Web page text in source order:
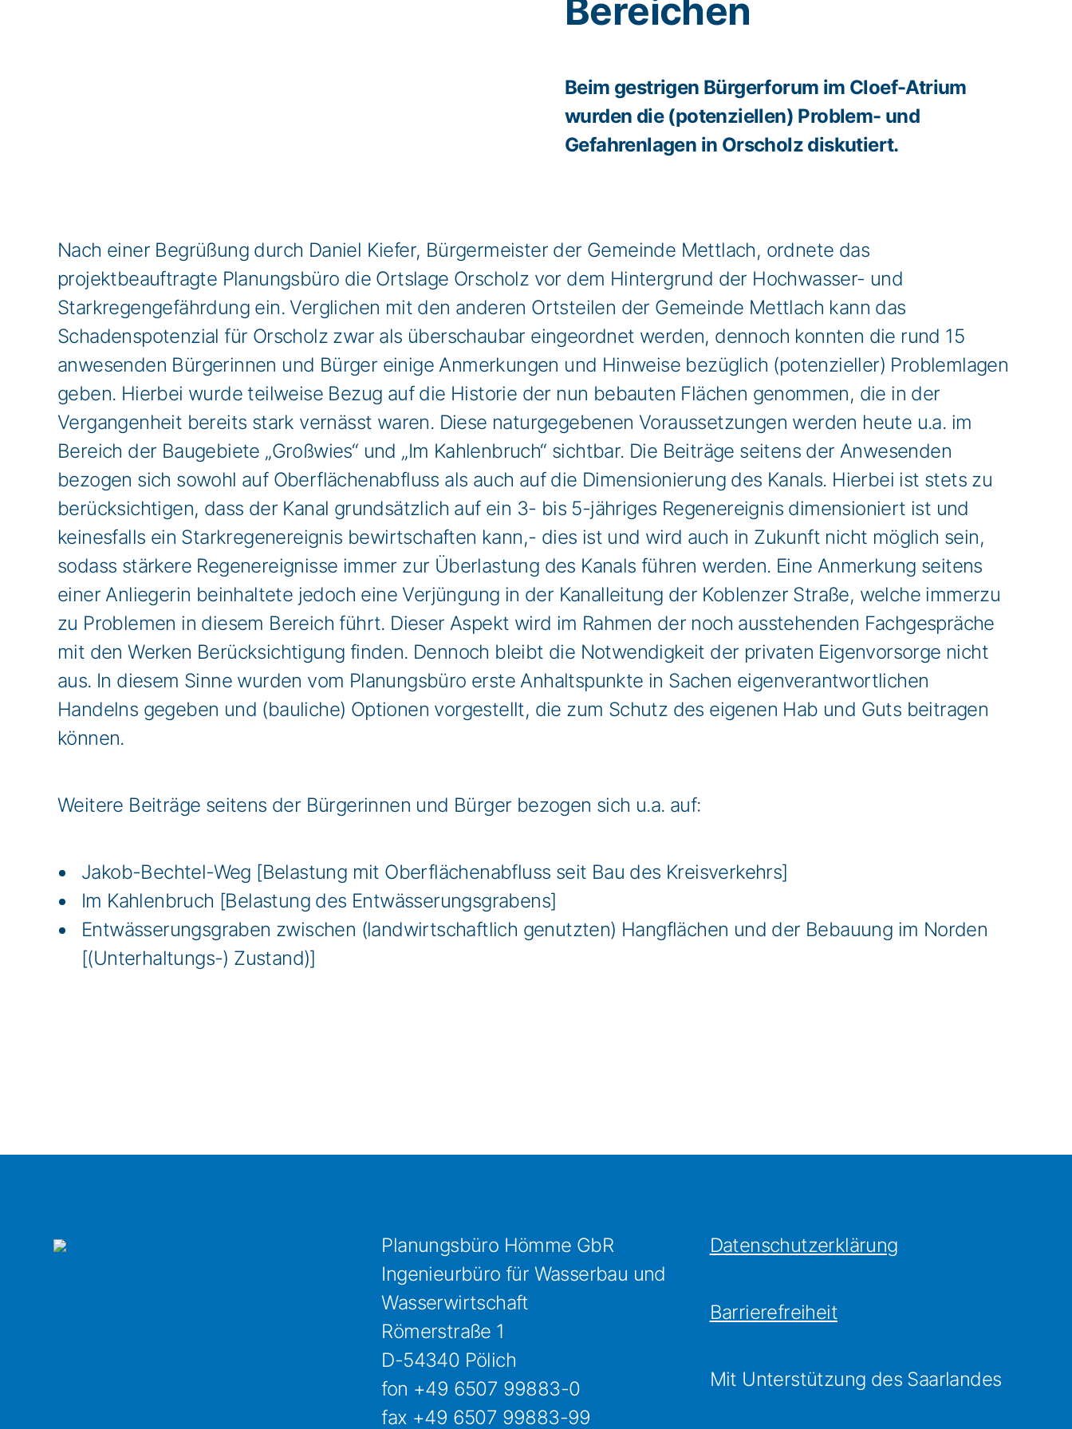
Bereichen
Beim gestrigen Bürgerforum im Cloef-Atrium
wurden die (potenziellen) Problem- und
Gefahrenlagen in Orscholz diskutiert.
Nach einer Begrüßung durch Daniel Kiefer, Bürgermeister der Gemeinde Mettlach, ordnete das
projektbeauftragte Planungsbüro die Ortslage Orscholz vor dem Hintergrund der Hochwasser- und
Starkregengefährdung ein. Verglichen mit den anderen Ortsteilen der Gemeinde Mettlach kann das
Schadenspotenzial für Orscholz zwar als überschaubar eingeordnet werden, dennoch konnten die rund 15
anwesenden Bürgerinnen und Bürger einige Anmerkungen und Hinweise bezüglich (potenzieller) Problemlagen
geben. Hierbei wurde teilweise Bezug auf die Historie der nun bebauten Flächen genommen, die in der
Vergangenheit bereits stark vernässt waren. Diese naturgegebenen Voraussetzungen werden heute u.a. im
Bereich der Baugebiete „Großwies“ und „Im Kahlenbruch“ sichtbar. Die Beiträge seitens der Anwesenden
bezogen sich sowohl auf Oberflächenabfluss als auch auf die Dimensionierung des Kanals. Hierbei ist stets zu
berücksichtigen, dass der Kanal grundsätzlich auf ein 3- bis 5-jähriges Regenereignis dimensioniert ist und
keinesfalls ein Starkregenereignis bewirtschaften kann,- dies ist und wird auch in Zukunft nicht möglich sein,
sodass stärkere Regenereignisse immer zur Überlastung des Kanals führen werden. Eine Anmerkung seitens
einer Anliegerin beinhaltete jedoch eine Verjüngung in der Kanalleitung der Koblenzer Straße, welche immerzu
zu Problemen in diesem Bereich führt. Dieser Aspekt wird im Rahmen der noch ausstehenden Fachgespräche
mit den Werken Berücksichtigung finden. Dennoch bleibt die Notwendigkeit der privaten Eigenvorsorge nicht
aus. In diesem Sinne wurden vom Planungsbüro erste Anhaltspunkte in Sachen eigenverantwortlichen
Handelns gegeben und (bauliche) Optionen vorgestellt, die zum Schutz des eigenen Hab und Guts beitragen
können.
Weitere Beiträge seitens der Bürgerinnen und Bürger bezogen sich u.a. auf:
Jakob-Bechtel-Weg [Belastung mit Oberflächenabfluss seit Bau des Kreisverkehrs]
Im Kahlenbruch [Belastung des Entwässerungsgrabens]
Entwässerungsgraben zwischen (landwirtschaftlich genutzten) Hangflächen und der Bebauung im Norden
[(Unterhaltungs-) Zustand)]
Planungsbüro Hömme GbR
Ingenieurbüro für Wasserbau und
Wasserwirtschaft
Römerstraße 1
D-54340 Pölich
fon +49 6507 99883-0
fax +49 6507 99883-99
Datenschutzerklärung
Barrierefreiheit
Mit Unterstützung des Saarlandes